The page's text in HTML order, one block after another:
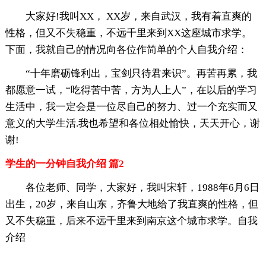
大家好!我叫XX， XX岁，来自武汉，我有着直爽的
性格，但又不失稳重，不远千里来到XX这座城市求学。
下面，我就自己的情况向各位作简单的个人自我介绍：
“十年磨砺锋利出，宝剑只待君来识”。再苦再累，我
都愿意一试，“吃得苦中苦，方为人上人”，在以后的学习
生活中，我一定会是一位尽自己的努力、过一个充实而又
意义的大学生活.我也希望和各位相处愉快，天天开心，谢
谢!
学生的一分钟自我介绍 篇2
各位老师、同学，大家好，我叫宋轩，1988年6月6日
出生，20岁，来自山东，齐鲁大地给了我直爽的性格，但
又不失稳重，后来不远千里来到南京这个城市求学。自我
介绍